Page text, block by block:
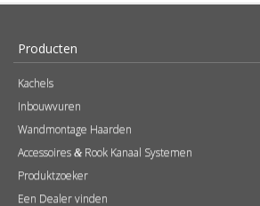
Producten
Kachels
Inbouwvuren
Wandmontage Haarden
Accessoires & Rook Kanaal Systemen
Produktzoeker
Een Dealer vinden